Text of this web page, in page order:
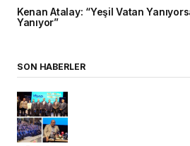
Kenan Atalay: “Yeşil Vatan
Yanıyor”
SON HABERLER